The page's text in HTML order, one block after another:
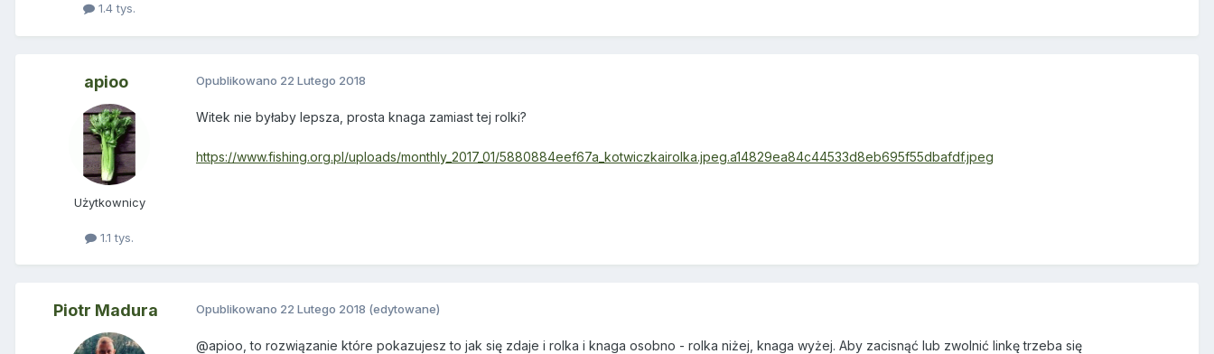
1.4 tys.
apioo
Użytkownicy
1.1 tys.
Opublikowano 22 Lutego 2018
Witek nie byłaby lepsza, prosta knaga zamiast tej rolki?
https://www.fishing.org.pl/uploads/monthly_2017_01/5880884eef67a_kotwiczkairolka.jpeg.a14829ea84c44533d8eb695f55dbafdf.jpeg
Piotr Madura Opublikowano 22 Lutego 2018 (edytowane)
@apioo, to rozwiązanie które pokazujesz to jak się zdaje i rolka i knaga osobno - rolka niżej, knaga wyżej. Aby zacisnąć lub zwolnić linkę trzeba się